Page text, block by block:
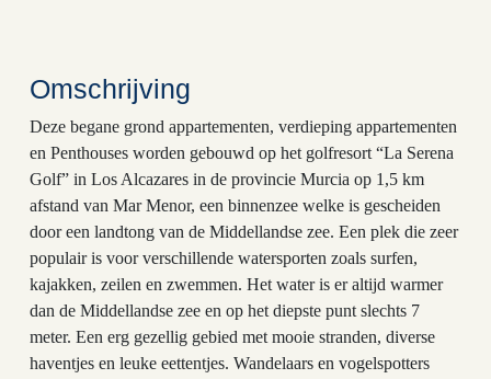
Omschrijving
Deze begane grond appartementen, verdieping appartementen
en Penthouses worden gebouwd op het golfresort “La Serena
Golf” in Los Alcazares in de provincie Murcia op 1,5 km
afstand van Mar Menor, een binnenzee welke is gescheiden
door een landtong van de Middellandse zee. Een plek die zeer
populair is voor verschillende watersporten zoals surfen,
kajakken, zeilen en zwemmen. Het water is er altijd warmer
dan de Middellandse zee en op het diepste punt slechts 7
meter. Een erg gezellig gebied met mooie stranden, diverse
haventjes en leuke eettentjes. Wandelaars en vogelspotters